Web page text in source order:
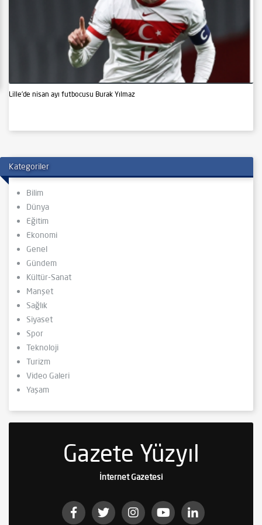
Lille’de nisan ayı futbocusu Burak Yılmaz
Kategoriler
Bilim
Dünya
Eğitim
Ekonomi
Genel
Gündem
Kültür-Sanat
Manşet
Sağlık
Siyaset
Spor
Teknoloji
Turizm
Video Galeri
Yaşam
Gazete Yüzyıl
İnternet Gazetesi